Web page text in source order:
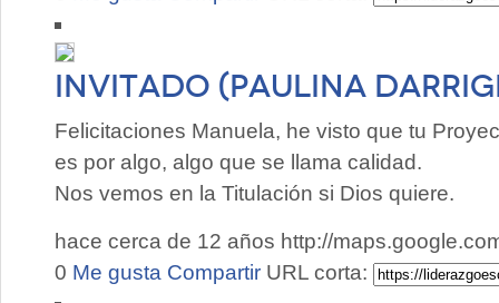
Invitado (Paulina
Felicitaciones Manuela, he visto que tu
es por algo, algo que se llama calidad.
Nos vemos en la Titulación si Dios quiere.
hace cerca de 12 años http://
0 Me gusta Compartir URL corta: